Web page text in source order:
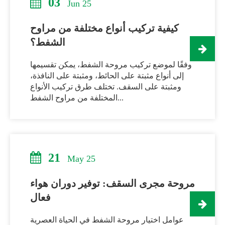
Jun 25
كيفية تركيب أنواع مختلفة من مراوح
الشفط؟
وفقًا لموضع تركيب مروحة الشفط، يمكن تقسيمها
إلى أنواع مثبتة على الحائط، ومثبتة على النافذة،
ومثبتة على السقف. تختلف طرق تركيب الأنواع
المختلفة من مراوح الشفط...
21 May 25
مروحة مجرى السقف: توفير دوران هواء
فعال
عوامل اختيار مروحة الشفط في الحياة العصرية